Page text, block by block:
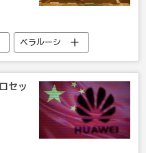
ベラルーシ
セッ